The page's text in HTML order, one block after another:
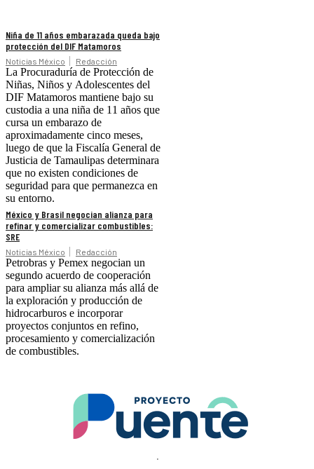
Niña de 11 años embarazada queda bajo
protección del DIF Matamoros
Noticias México Redacción
La Procuraduría de Protección de
Niñas, Niños y Adolescentes del
DIF Matamoros mantiene bajo su
custodia a una niña de 11 años que
cursa un embarazo de
aproximadamente cinco meses,
luego de que la Fiscalía General de
Justicia de Tamaulipas determinara
que no existen condiciones de
seguridad para que permanezca en
su entorno.
México y Brasil negocian alianza para
refinar y comercializar combustibles:
SRE
Noticias México Redacción
Petrobras y Pemex negocian un
segundo acuerdo de cooperación
para ampliar su alianza más allá de
la exploración y producción de
hidrocarburos e incorporar
proyectos conjuntos en refino,
procesamiento y comercialización
de combustibles.
.